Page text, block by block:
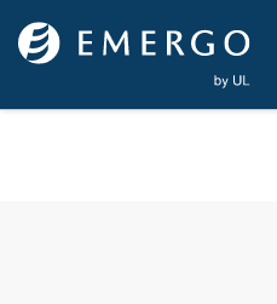
Skip to main content